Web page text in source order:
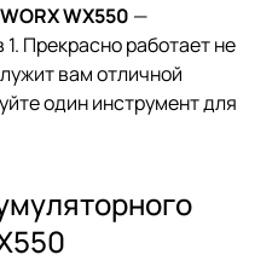
WX550 —
Прекрасно работает не
вам отличной
один инструмент для